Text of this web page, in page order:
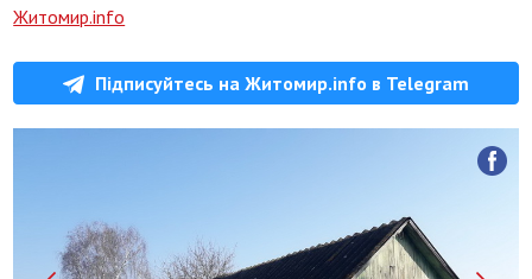
Житомир.info
Підписуйтесь на Житомир.info в Telegram